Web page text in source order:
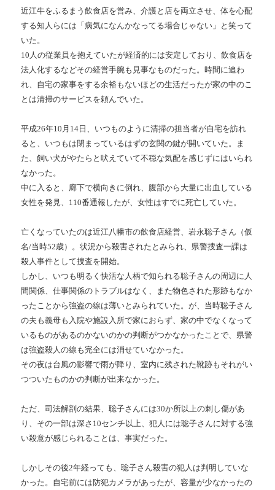
近江牛をふるまう飲食店を営み、介護と店を両立させ、体を心配
する知人らには「病気になんかなってる場合じゃない」と笑って
いた。
10人の従業員を抱えていたが経済的には安定しており、飲食店を
法人化するなどその経営手腕も見事なものだった。時間に追わ
れ、自宅の家事をする余裕もないほどの生活だったが家の中のこ
とは清掃のサービスを頼んでいた。
平成26年10月14日、いつものように清掃の担当者が自宅を訪れ
ると、いつもは閉まっているはずの玄関の鍵が開いていた。ま
た、飼い犬がやたらと吠えていて不穏な気配を感じずにはいられ
なかった。
中に入ると、廊下で横向きに倒れ、腹部から大量に出血している
女性を発見、110番通報したが、女性はすでに死亡していた。
亡くなっていたのは近江八幡市の飲食店経営、岩永聡子さん（仮
名/当時52歳）。状況から殺害されたとみられ、県警捜査一課は
殺人事件として捜査を開始。
しかし、いつも明るく快活な人柄で知られる聡子さんの周辺に人
間関係、仕事関係のトラブルはなく、また物色された形跡もなか
ったことから強盗の線は薄いとみられていた。が、当時聡子さん
の夫も義母も入院や施設入所で家におらず、家の中でなくなって
いるものがあるのかないのかの判断がつかなかったことで、県警
は強盗殺人の線も完全には消せていなかった。
その夜は台風の影響で雨が降り、室内に残された靴跡もそれがい
つついたものかの判断が出来なかった。
ただ、司法解剖の結果、聡子さんには30か所以上の刺し傷があ
り、その一部は深さ10センチ以上、犯人には聡子さんに対する強
い殺意が感じられることは、事実だった。
しかしその後2年経っても、聡子さん殺害の犯人は判明していな
かった。自宅前には防犯カメラがあったが、容量が少なかったの